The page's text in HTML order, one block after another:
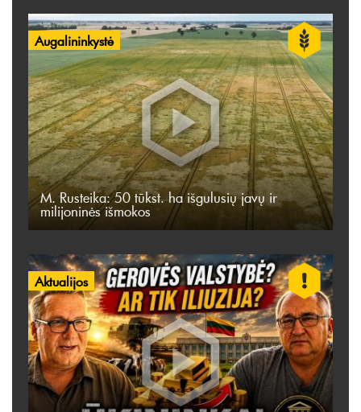
Augalininkystė
M. Rusteika: 50 tūkst. ha išgulusių javų ir
milijoninės išmokos
Aktualijos